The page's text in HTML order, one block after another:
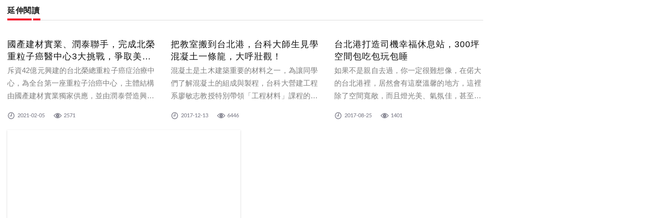
延伸閱讀
國產建材實業、潤泰聯手，完成北榮
重粒子癌醫中心3大挑戰，爭取美國
ACI建築大獎
斥資42億元興建的台北榮總重粒子癌症治療中
心，為全台第一座重粒子治癌中心，主體結構
由國產建材實業獨家供應，並由潤泰營造興
「冰鎮」工法，外牆飾板則以潤泰的「樹影預
2021-02-05 2571
把教室搬到台北港，台科大師生見學
混凝土一條龍，大呼壯觀！
混凝土是土木建築重要的材料之一，為讓同學
們了解混凝土的組成與製程，台科大營建工程
系廖敏志教授特別帶領「工程材料」課程的59
當天正好有來自中國福建礦山的砂石船進港，
2017-12-13 6446
台北港打造司機幸福休息站，300坪
空間包吃包玩包睡
如果不是親自去過，你一定很難想像，在偌大
的台北港裡，居然會有這麼溫馨的地方，這裡
除了空間寬敞，而且燈光美、氣氛佳，甚至還
竿。
2017-08-25 1401